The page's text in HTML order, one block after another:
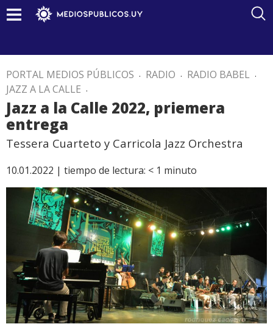
PORTAL MEDIOS PÚBLICOS . RADIO . RADIO BABEL .
JAZZ A LA CALLE .
Jazz a la Calle 2022, priemera
entrega
Tessera Cuarteto y Carricola Jazz Orchestra
10.01.2022 | tiempo de lectura: < 1 minuto